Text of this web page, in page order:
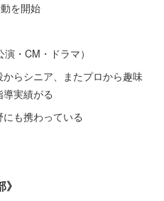
を開始
・CM・ドラマ）
らシニア、またプロから趣味
実績がる
も携わっている